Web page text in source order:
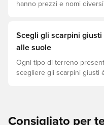
hanno prezzi e nomi
Scegli gli scarpini giusti
alle suole
Ogni tipo di terreno
scegliere gli scarpini giusti
Consigliato per